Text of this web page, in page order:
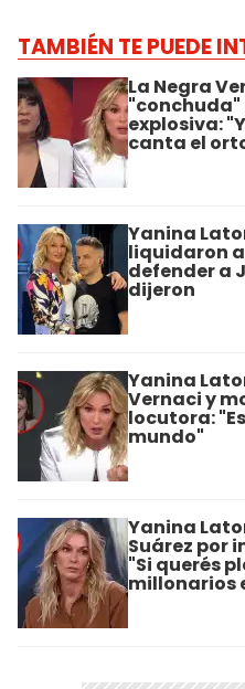
TAMBIÉN TE PUEDE
La Negra
"conchuda"
explosiva:
canta el
Yanina
liquidaron
defender a
dijeron
Yanina
Vernaci y
locutora:
mundo"
Yanina
Suárez por
"Si querés
millonarios